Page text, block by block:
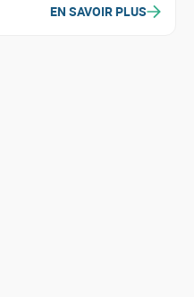
EN SAVOIR PLUS